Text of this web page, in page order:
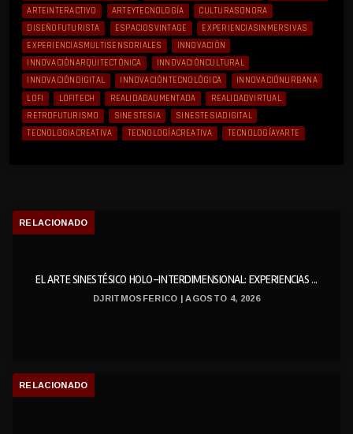
ARTEINTERACTIVO
ARTEYTECNOLOGÍA
CULTURASONORA
DISEÑOFUTURISTA
ESPACIOSVINTAGE
EXPERIENCIASINMERSIVAS
EXPERIENCIASMULTISENSORIALES
INNOVACIÓN
INNOVACIÓNARQUITECTÓNICA
INNOVACIÓNCULTURAL
INNOVACIÓNDIGITAL
INNOVACIÓNTECNOLÓGICA
INNOVACIÓNURBANA
LOFI
LOFITECH REALIDADAUMENTADA
REALIDADVIRTUAL
RETROFUTURISMO
SINESTESIA
SINESTESIADIGITAL
TECNOLOGIACREATIVA
TECNOLOGÍACREATIVA TECNOLOGÍAYARTE
RELACIONADO
EL ARTE SINESTÉSICO HOLO-INTERDIMENSIONAL: EXPERIENCIAS ...
DJRITMOSFERICO | AGOSTO 4, 2026
RELACIONADO